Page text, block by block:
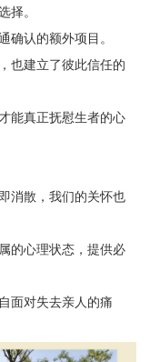
择。
确认的额外项目。
也建立了彼此信任的
能真正抚慰生者的心
消散，我们的关怀也
的心理状态，提供必
面对失去亲人的痛